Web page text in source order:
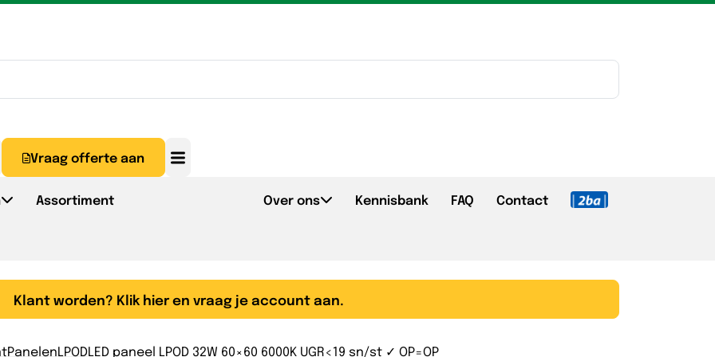
Vraag offerte aan
Assortiment Over ons Kennisbank FAQ Contact
Klant worden? Klik hier en vraag je account aan.
PanelenLPODLED paneel LPOD 32W 60×60 6000K UGR<19 sn/st ✓ OP=OP